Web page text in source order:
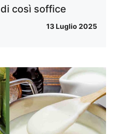
così soffice
13 Luglio 2025